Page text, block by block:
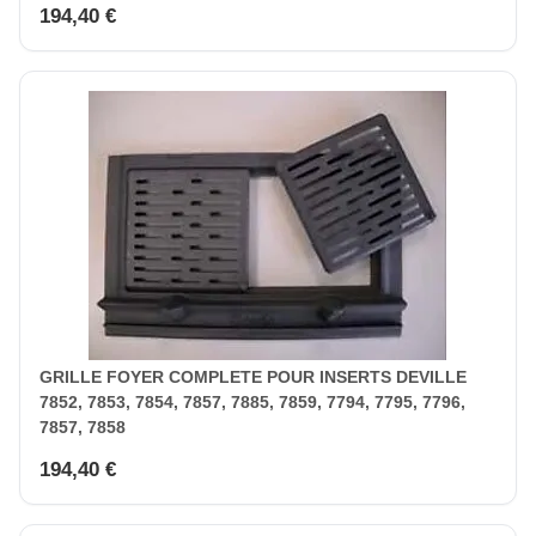
194,40 €
GRILLE FOYER COMPLETE POUR INSERTS DEVILLE
7852, 7853, 7854, 7857, 7885, 7859, 7794, 7795, 7796,
7857, 7858
194,40 €